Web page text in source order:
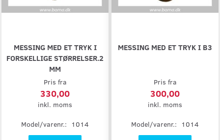
MESSING MED ET TRYK I
FORSKELLIGE STØRRELSER.2
MM
Pris fra
330,00
inkl. moms
Model/varenr.: 1014
MESSING MED ET TRYK I B3
Pris fra
300,00
inkl. moms
Model/varenr.: 1014